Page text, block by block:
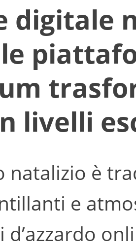
digitale
livelli
natalizio è
e
d’azzardo